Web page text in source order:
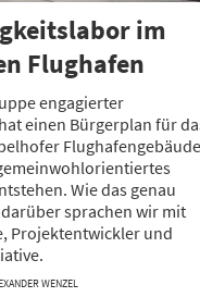
im
Flughafen
engagierter
einen Bürgerplan für
Flughafengebäude
Wie das genau
sprachen wir mit
Projektentwickler und
WENZEL